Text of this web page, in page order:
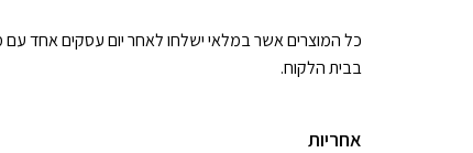
בבית הלקוח.
אחריות